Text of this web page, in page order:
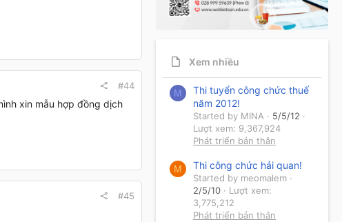
#44
xin mẫu hợp đồng dịch
#45
Xem nhiều
M
Thi tuyển công chức thuế
năm 2012!
Started by MINA
5/5/12
Lượt xem: 9,367,924
Phát triển bản thân
M Thi công chức hải quan!
Started by meomalem
2/5/10
Lượt xem:
3,775,212
Phát triển bản thân